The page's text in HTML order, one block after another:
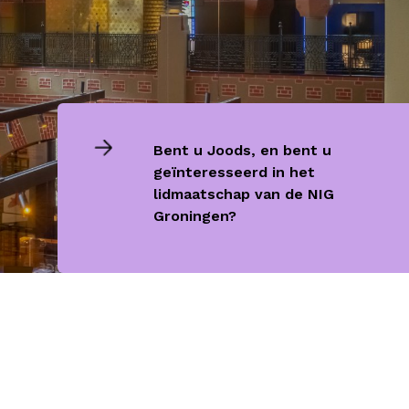
Bent u Joods, en bent u
geïnteresseerd in het
lidmaatschap van de NIG
Groningen?